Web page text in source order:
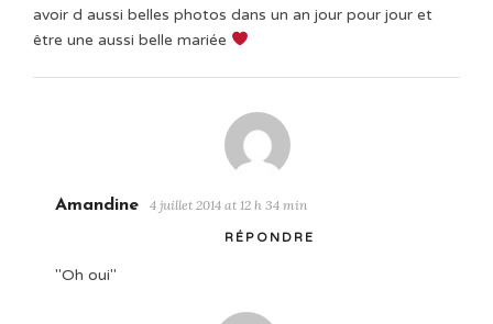
avoir d aussi belles photos dans un an jour pour jour et
être une aussi belle mariée
Amandine 4 juillet 2014 at 12 h 34 min
RÉPONDRE
"Oh oui"